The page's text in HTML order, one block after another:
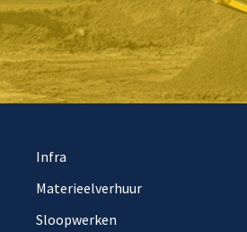
Infra
Materieelverhuur
Sloopwerken